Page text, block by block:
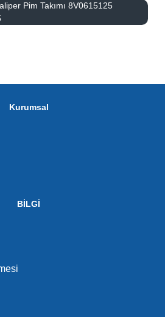
Pim Takımı 8V0615125
Kurumsal
BİLGİ